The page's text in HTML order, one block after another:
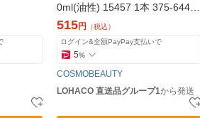
0ml(油性) 15457 1本 375-6441
（直送品）
515円 （税込）
ログイン&全額PayPay支払いで
5%
COSMOBEAUTY
LOHACO 直送品グループ1から発送